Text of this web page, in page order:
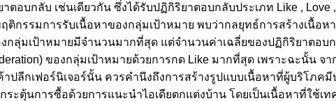
อบกลับ เช่นเดียวกัน ซึ่งได้รับปฏิกิริยาตอบกลับประเภท Like , Love
กรรมการรับเนื้อหาของกลุ่มเป้าหมาย พบว่ากลยุทธ์การสร้างเนื้อห
กลุ่มเป้าหมายมีจำนวนมากที่สุด แต่จำนวนค่าเฉลี่ยของปฏิกิริยาตอบ
ของกลุ่มเป้าหมายด้วยการกด Like มากที่สุด เพราะฉะนั้น จ
ปลีกเฟอร์นิเจอร์นั้น ควรคำนึงถึงการสร้างรูปแบบเนื้อหาที่ผู้บริโภค
ะตุ้นการซื้อด้วยการแนะนำไอเดียตกแต่งบ้าน โดยเป็นเนื้อหาที่ใช้เท